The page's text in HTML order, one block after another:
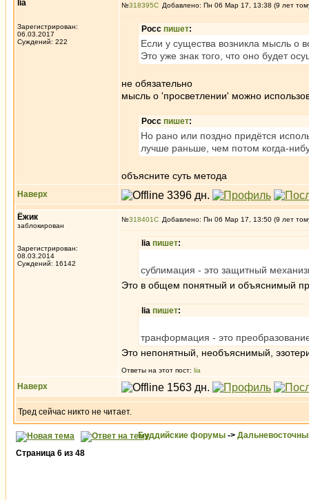
lia
Зарегистрирован:
06.03.2017
Суждений: 222
№318395 Добавлено: Пн 06 Мар 17, 13:38 (9 лет
Росс пишет:
Если у существа возникла мысль о
Это уже знак того, что оно будет
не обязательно
мысль о 'просветлении' можно
Росс пишет:
Но рано или поздно придётся
лучше раньше, чем потом когда-
объясните суть метода
Наверх
Ёжик
заблокирован
Зарегистрирован:
08.03.2014
Суждений: 16142
№318401 Добавлено: Пн 06 Мар 17, 13:50 (9 лет
lia пишет:
сублимация - это защитный
Это в общем понятный и объяснимый
lia пишет:
транформация - это
Это непонятный, необъяснимый,
Ответы на этот пост: lia
Наверх
Тред сейчас никто не читает.
Буддийские форумы ->
Страница 6 из 48